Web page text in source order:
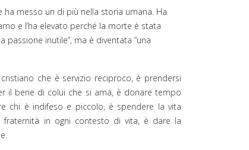
ha messo un di più nella storia umana. Ha
e l’ha elevato perché la morte è stata
passione inutile”, ma è diventata “una
che è servizio reciproco, è prendersi
il bene di colui che si ama, è donare tempo
chi è indifeso e piccolo, è spendere la vita
in ogni contesto di vita, è dare la